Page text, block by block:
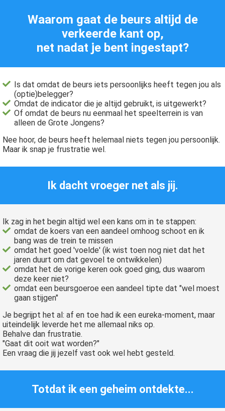
Waarom gaat de beurs altijd de
verkeerde kant op,
net nadat je bent ingestapt?
Is dat omdat de beurs iets persoonlijks heeft tegen jou als
(optie)belegger?
Omdat de indicator die je altijd gebruikt, is uitgewerkt?
Of omdat de beurs nu eenmaal het speelterrein is van
alleen de Grote Jongens?
Nee hoor, de beurs heeft helemaal niets tegen jou persoonlijk.
Maar ik snap je frustratie wel.
Ik dacht vroeger net als jij.
Ik zag in het begin altijd wel een kans om in te stappen:
omdat de koers van een aandeel omhoog schoot en ik
bang was de trein te missen
omdat het goed 'voelde' (ik wist toen nog niet dat het
jaren duurt om dat gevoel te ontwikkelen)
omdat het de vorige keren ook goed ging, dus waarom
deze keer niet?
omdat een beursgoeroe een aandeel tipte dat "wel moest
gaan stijgen"
Je begrijpt het al: af en toe had ik een eureka-moment, maar
uiteindelijk leverde het me allemaal niks op.
Behalve dan frustratie.
"Gaat dit ooit wat worden?"
Een vraag die jij jezelf vast ook wel hebt gesteld.
Totdat ik een geheim ontdekte...
zijn
te
deze
kan de
niet
worden
om
te
over